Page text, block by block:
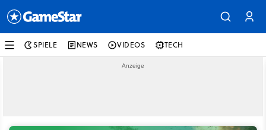
SPIELE NEWS VIDEOS TECH